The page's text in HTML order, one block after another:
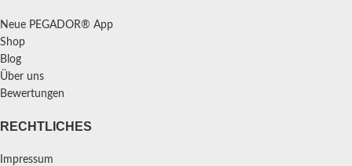
Neue PEGADOR® App
Shop
Blog
Über uns
Bewertungen
RECHTLICHES
Impressum